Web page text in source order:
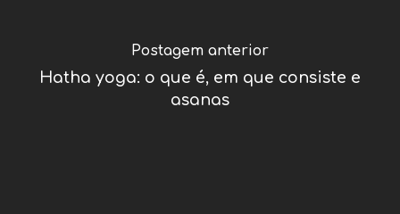
Postagem anterior
Hatha yoga: o que é, em que consiste e
asanas